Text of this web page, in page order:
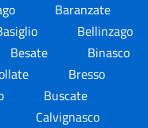
Baranzate
Bellinzago
Besate
Binasco
Bresso
Buscate
Calvignasco